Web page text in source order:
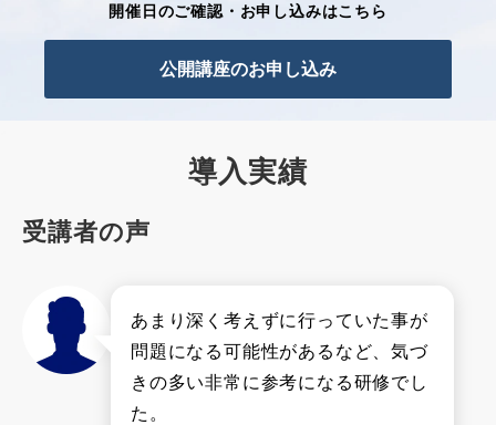
開催日のご確認・お申し込みはこちら
公開講座のお申し込み
導入実績
受講者の声
あまり深く考えずに行っていた事が
問題になる可能性があるなど、気づ
きの多い非常に参考になる研修でし
た。